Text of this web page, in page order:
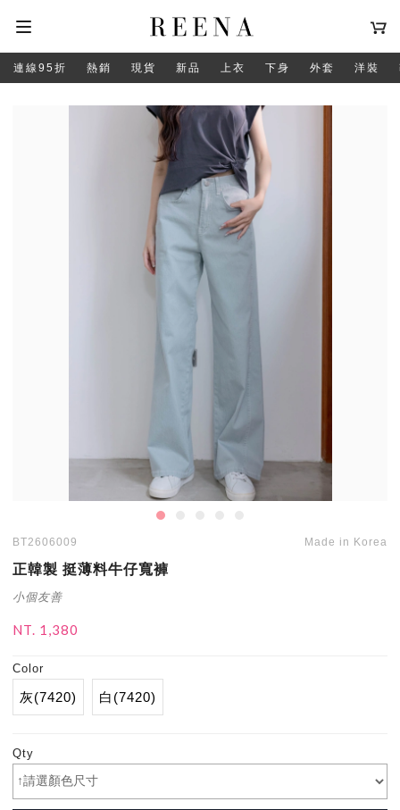
連線95折 熱銷 現貨 新品 上衣 下身 外套 洋裝
BT2606009 Made in Korea
正韓製 挺薄料牛仔寬褲
小個友善
NT. 1,380
Color
灰(7420) 白(7420)
Qty